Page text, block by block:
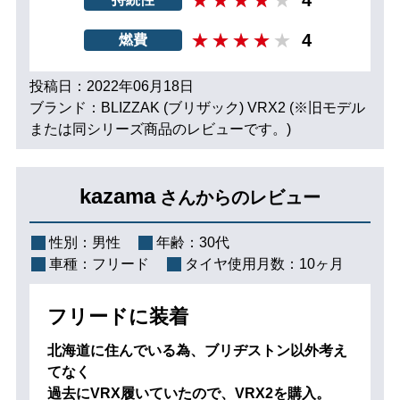
燃費 4
投稿日：2022年06月18日
ブランド：BLIZZAK (ブリザック) VRX2 (※旧モデル
または同シリーズ商品のレビューです。)
kazama さんからのレビュー
性別： 男性 年齢： 30代
車種： フリード タイヤ使用月数： 10ヶ月
フリードに装着
北海道に住んでいる為、ブリヂストン以外考え
てなく
過去にVRX履いていたので、VRX2を購入。